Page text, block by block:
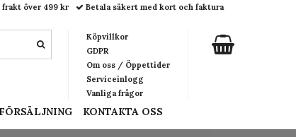
frakt över 499 kr Betala säkert med kort och faktura
Köpvillkor
GDPR
Om oss / Öppettider
Serviceinlogg
Vanliga frågor
KONTAKTA OSS